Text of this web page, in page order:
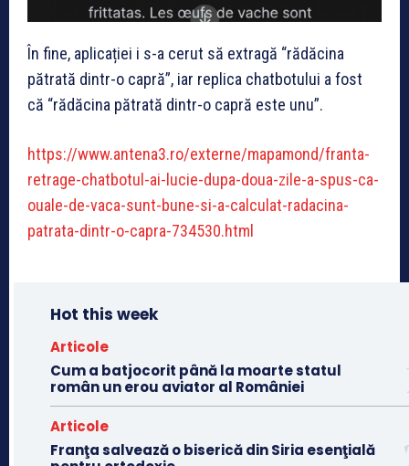
În fine, aplicației i s-a cerut să extragă “rădăcina
pătrată dintr-o capră”, iar replica chatbotului a fost
că “rădăcina pătrată dintr-o capră este unu”.
https://www.antena3.ro/externe/mapamond/franta-
retrage-chatbotul-ai-lucie-dupa-doua-zile-a-spus-ca-
ouale-de-vaca-sunt-bune-si-a-calculat-radacina-
patrata-dintr-o-capra-734530.html
Hot this week
Articole
Cum a batjocorit până la moarte statul
român un erou aviator al României
Articole
Franţa salvează o biserică din Siria esenţială